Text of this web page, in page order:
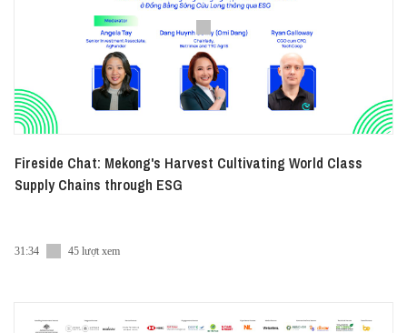
Fireside Chat: Mekong's Harvest Cultivating World Class
Supply Chains through ESG
31:34 45 lượt xem